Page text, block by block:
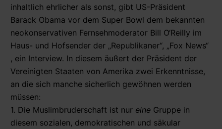
inhaltlich ehrlicher als sonst, gibt US-Präsident
Barack Obama vor dem Super Bowl dem bekannten
neokonservativen Fernsehmoderator Bill O‘Reilly im
Haus- und Hofsender der „Republikaner“, „Fox News“
, ein Interview. In diesem äußert der Präsident der
Vereinigten Staaten von Amerika zwei Erkenntnisse,
an die sich manche sicherlich gewöhnen werden
müssen:
1. Die Muslimbruderschaft ist nur eine Gruppe in
diesem sozialen, demokratischen und säkular